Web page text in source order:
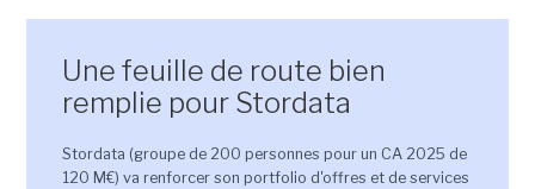
Une feuille de route bien
remplie pour Stordata
Stordata (groupe de 200 personnes pour un CA 2025 de
120 M€) va renforcer son portfolio d'offres et de services